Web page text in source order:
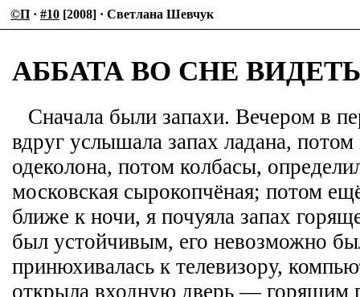
©П · #10 [2008] · Светлана Шевчук
АББАТА ВО СНЕ ВИДЕТЬ
Сначала были запахи. Вечером в
вдруг услышала запах ладана,
одеколона, потом колбасы,
московская сырокопчёная; потом
ближе к ночи, я почуяла запах
был устойчивым, его невозможно
принюхивалась к телевизору,
открыла входную дверь — горящим